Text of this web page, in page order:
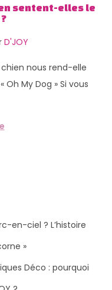
sentent-elles le
D'JOY
nous rend-elle
Oh My Dog » Si vous
en-ciel ? L’histoire
»
Déco : pourquoi